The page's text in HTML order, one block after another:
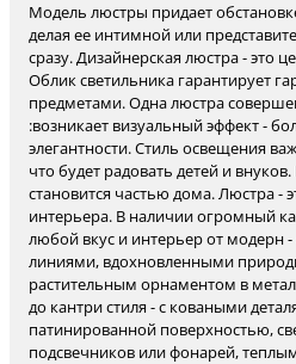
Модель люстры придает
делая ее интимной или
сразу. Дизайнерская люстра - это
Облик светильника гарантирует
предметами. Одна люстра
:возникает визуальный эффект -
элегантности. Стиль освещения
что будет радовать детей и
становится частью дома. Люстра -
интерьера. В наличии огромный
любой вкус и интерьер от модерн
линиями, вдохновленными
растительным орнаментом в
до кантри стиля - с коваными
патинированной поверхностью,
подсвечников или фонарей,